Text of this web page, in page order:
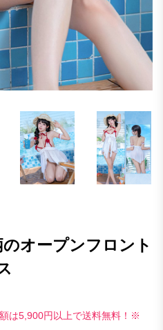
オープンフロント
は5,900円以上で送料無料！※